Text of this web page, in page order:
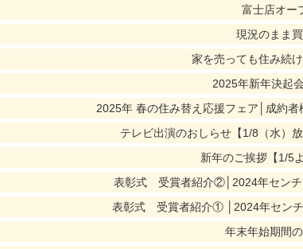
富士店オー
現況のまま
家を売っても住み続
2025年新年決起
2025年 春の住み替え応援フェア│成約
テレビ出演のおしらせ【1/8（水）
新年のご挨拶【1/5
表彰式 受賞者紹介②│2024年センチ
表彰式 受賞者紹介① │2024年センチ
年末年始期間